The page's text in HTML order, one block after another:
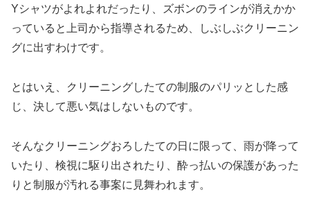
Yシャツがよれよれだったり、ズボンのラインが消えかか
っていると上司から指導されるため、しぶしぶクリーニン
グに出すわけです。
とはいえ、クリーニングしたての制服のパリッとした感
じ、決して悪い気はしないものです。
そんなクリーニングおろしたての日に限って、雨が降って
いたり、検視に駆り出されたり、酔っ払いの保護があった
りと制服が汚れる事案に見舞われます。